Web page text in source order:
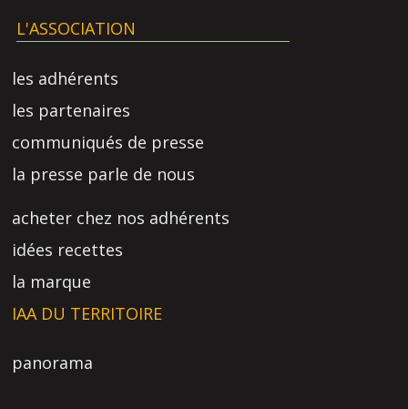
L'ASSOCIATION
les adhérents
les partenaires
communiqués de presse
la presse parle de nous
acheter chez nos adhérents
idées recettes
la marque
IAA DU TERRITOIRE
panorama